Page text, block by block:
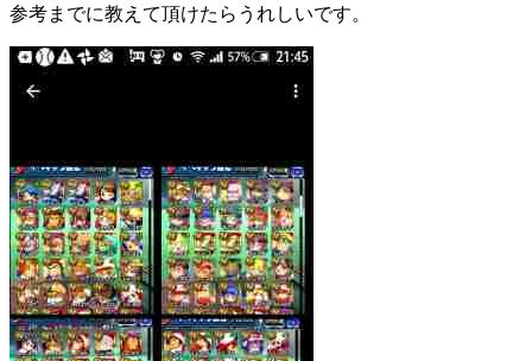
参考までに教えて頂けたらうれしいです。